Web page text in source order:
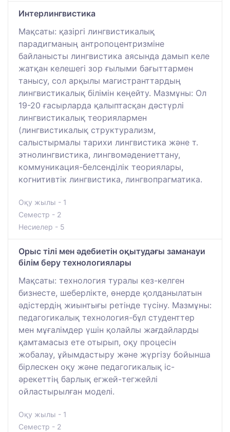
Интерлингвистика
Мақсаты: қазіргі лингвистикалық
парадигманың антропоцентризміне
байланысты лингвистика аясында дамып келе
жатқан келешегі зор ғылыми бағыттармен
танысу, сол арқылы магистранттардың
лингвистикалық білімін кеңейту. Мазмұны: Ол
19-20 ғасырларда қалыптасқан дәстүрлі
лингвистикалық теориялармен
(лингвистикалық структурализм,
салыстырмалы тарихи лингвистика және т.
этнолингвистика, лингвомәдениеттану,
коммуникация-белсенділік теориялары,
когнитивтік лингвистика, лингвопрагматика.
Оқу жылы - 1
Семестр - 2
Несиелер - 5
Орыс тілі мен әдебиетін оқытудағы заманауи
білім беру технологиялары
Мақсаты: технология туралы кез-келген
бизнесте, шеберлікте, өнерде қолданылатын
әдістердің жиынтығы ретінде түсіну. Мазмұны:
педагогикалық технология-бұл студенттер
мен мұғалімдер үшін қолайлы жағдайларды
қамтамасыз ете отырып, оқу процесін
жобалау, ұйымдастыру және жүргізу бойынша
бірлескен оқу және педагогикалық іс-
әрекеттің барлық егжей-тегжейлі
ойластырылған моделі.
Оқу жылы - 1
Семестр - 2